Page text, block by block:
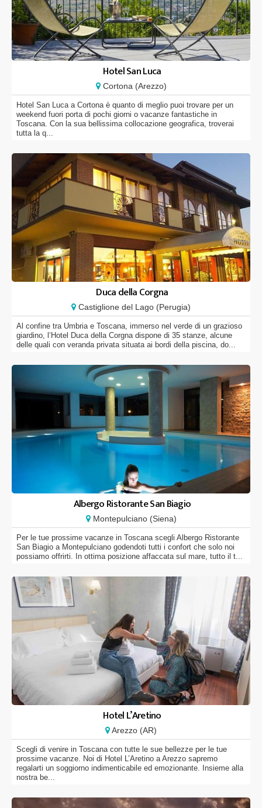
Hotel San Luca
Cortona (Arezzo)
Hotel San Luca a Cortona è quanto di meglio puoi trovare per un
weekend fuori porta di pochi giorni o vacanze fantastiche in
Toscana. Con la sua bellissima collocazione geografica, troverai
tutta la q...
Duca della Corgna
Castiglione del Lago (Perugia)
Al confine tra Umbria e Toscana, immerso nel verde di un grazioso
giardino, l’Hotel Duca della Corgna dispone di 35 stanze, alcune
delle quali con veranda privata situata ai bordi della piscina, do...
Albergo Ristorante San Biagio
Montepulciano (Siena)
Per le tue prossime vacanze in Toscana scegli Albergo Ristorante
San Biagio a Montepulciano godendoti tutti i confort che solo noi
possiamo offrirti. In ottima posizione affaccata sul mare, tutto il t...
Hotel L’Aretino
Arezzo (AR)
Scegli di venire in Toscana con tutte le sue bellezze per le tue
prossime vacanze. Noi di Hotel L’Aretino a Arezzo sapremo
regalarti un soggiorno indimenticabile ed emozionante. Insieme alla
nostra be...